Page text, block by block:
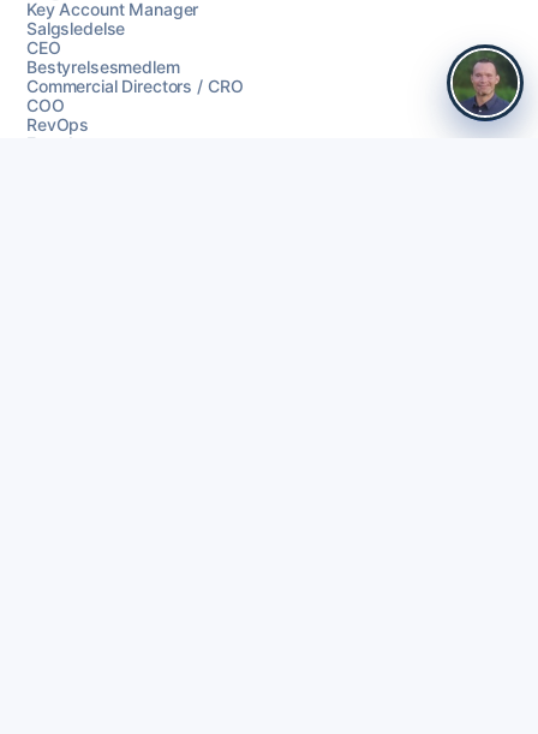
Key Account Manager
Salgsledelse
CEO
Bestyrelsesmedlem
Commercial Directors / CRO
COO
RevOps
Founders